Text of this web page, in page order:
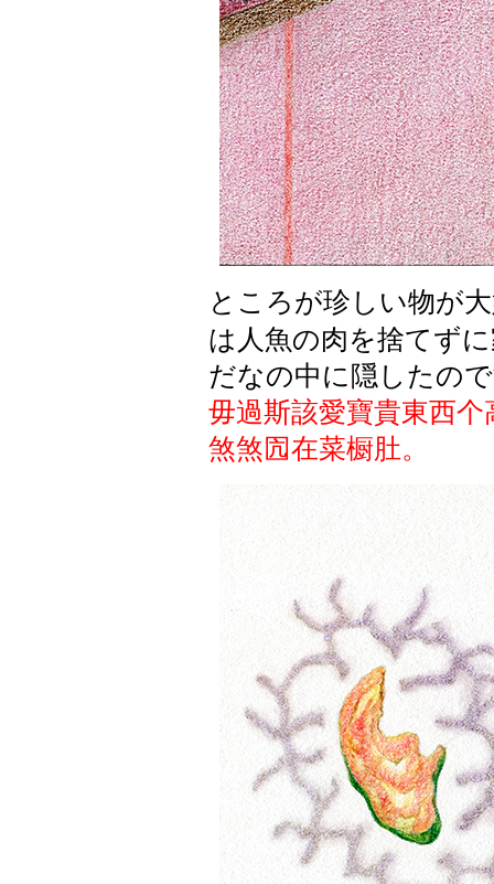
ところが珍しい物が
は人魚の肉を捨てず
だなの中に隠したの
毋過斯該愛寶貴東西个
煞煞囥在菜橱肚。